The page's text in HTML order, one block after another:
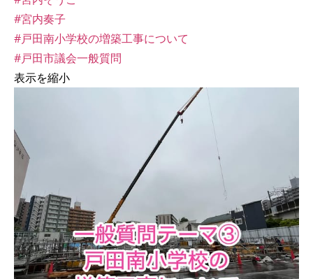
#宮内奏子
#戸田南小学校の増築工事について
#戸田市議会一般質問
表示を縮小